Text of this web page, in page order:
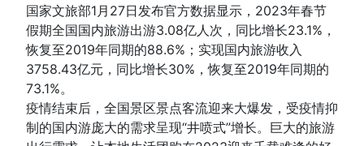
国家文旅部1月27日发布官方数据显示，2023年春节
假期全国国内旅游出游3.08亿人次，同比增长23.1%，
恢复至2019年同期的88.6%；实现国内旅游收入
3758.43亿元，同比增长30%，恢复至2019年同期的
73.1%。
疫情结束后，全国景区景点客流迎来大爆发，受疫情抑
制的国内游庞大的需求呈现“井喷式”增长。巨大的旅游